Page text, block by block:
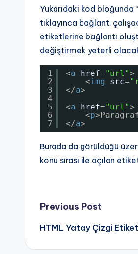
Yukarıdaki kod bloğunda
tıklayınca bağlantı
etiketlerine bağlantı
değiştirmek yeterli
1
2
3
4
5
6
7
<a href="url">
<img src=
</a>
<a href="url">
<p
</a>
Burada da görüldüğü
konu sırası ile açılan
Post
navigation
Previous Post
HTML Yatay Çizgi